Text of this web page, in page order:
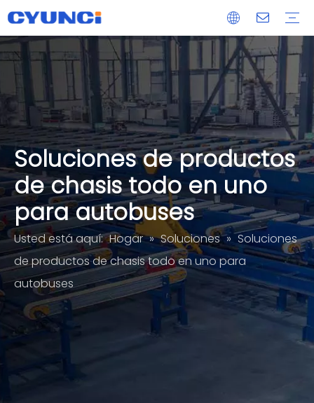
Soluciones de productos
de chasis todo en uno
para autobuses
Usted está aquí: Hogar » Soluciones » Soluciones
de productos de chasis todo en uno para
autobuses